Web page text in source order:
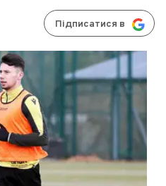
Підписатися в